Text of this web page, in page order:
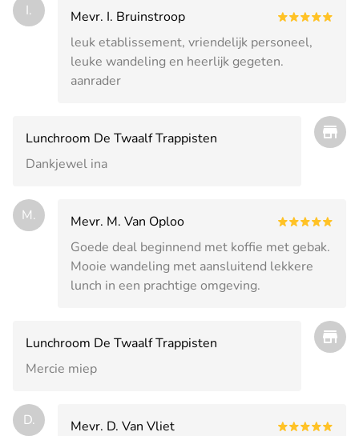
I.
Mevr. I. Bruinstroop
leuk etablissement, vriendelijk personeel,
leuke wandeling en heerlijk gegeten.
aanrader
Lunchroom De Twaalf Trappisten
Dankjewel ina
M.
Mevr. M. Van Oploo
Goede deal beginnend met koffie met gebak.
Mooie wandeling met aansluitend lekkere
lunch in een prachtige omgeving.
Lunchroom De Twaalf Trappisten
Mercie miep
D.
Mevr. D. Van Vliet